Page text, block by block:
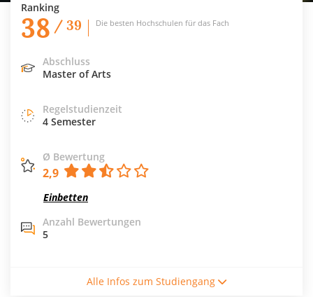
Ranking
38 / 39 Die besten Hochschulen für das Fach
Abschluss
Master of Arts
Regelstudienzeit
4 Semester
Ø Bewertung
2,9
Einbetten
Anzahl Bewertungen
5
VollzeitstudiumAlle Infos zum Studiengang